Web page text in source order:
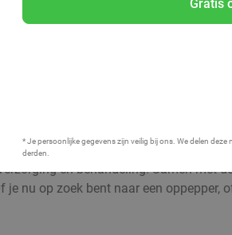
Gratis
* Je persoonlijke gegevens zijn veilig bij ons. We delen deze
derden.
en behandeling! Samen met
nu op zoek bent naar een oppepper,